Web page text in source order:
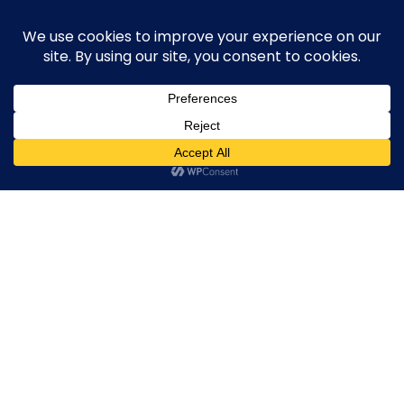
content
execute-stylife.com
upload it including a road bike of l1stylish and
other hobbies
O
O
E
IMG_5551
l1stylishIMG_55510 Comments